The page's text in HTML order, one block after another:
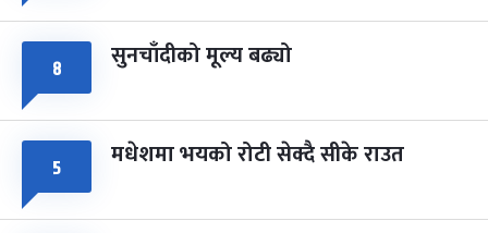
८ सुनचाँदीको मूल्य बढ्यो
५ मधेशमा भयको रोटी सेक्दै सीके राउत